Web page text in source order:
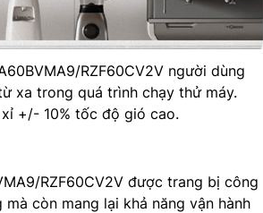
RZF60CV2V người dùng
xa trong quá trình chạy thử máy.
+/- 10% tốc độ gió cao.
RZF60CV2V được trang bị công
còn mang lại khả năng vận hành